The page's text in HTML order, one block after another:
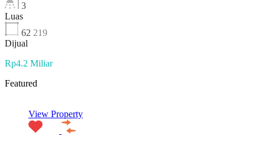
3
Luas
62 219
Dijual
Rp4.2 Miliar
Featured
View Property